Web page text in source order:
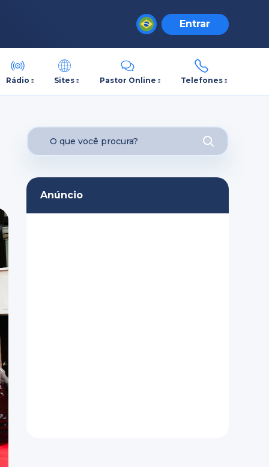
Entrar
Rádio Sites Pastor Online Telefones
Anúncio